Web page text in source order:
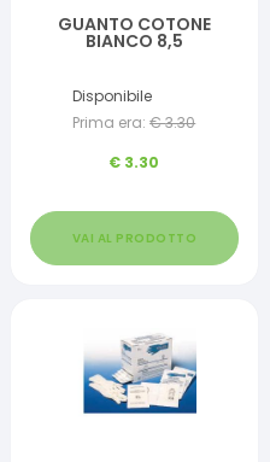
GUANTO COTONE
BIANCO 8,5
Disponibile
Prima era: €3.30
€ 3.30
VAI AL PRODOTTO